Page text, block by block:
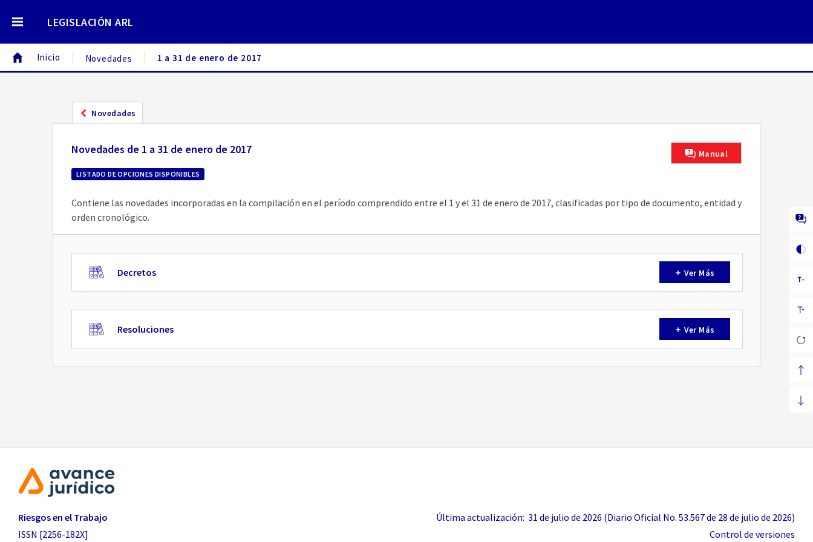
LEGISLACIÓN ARL
Inicio Novedades 1 a 31 de enero de 2017
Novedades
Novedades de 1 a 31 de enero de 2017
LISTADO DE OPCIONES DISPONIBLES
Contiene las novedades incorporadas en la compilación en el período comprendido entre el 1 y el 31 de enero de 2017, clasificadas por tipo de documento, entidad y
orden cronológico.
Manual
Decretos Ver Más
Resoluciones Ver Más
Riesgos en el Trabajo
ISSN [2256-182X]
Última actualización: 31 de julio de 2026 (Diario Oficial No. 53.567 de 28 de julio de 2026)
Control de versiones